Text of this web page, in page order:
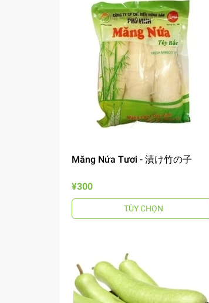
Măng Nứa Tươi - 漬け竹の子
¥300
TÙY CHỌN